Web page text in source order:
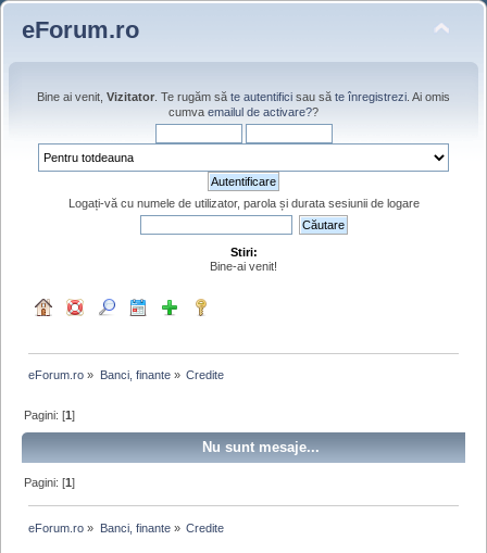
eForum.ro
Bine ai venit, Vizitator . Te rugăm să te autentifici sau să te înregistrezi . Ai omis
cumva emailul de activare??
Logați-vă cu numele de utilizator, parola și durata sesiunii de logare
Stiri:
Bine-ai venit!
eForum.ro » Banci, finante» Credite
Pagini: [1]
Nu sunt mesaje...
Pagini: [1]
eForum.ro » Banci, finante» Credite